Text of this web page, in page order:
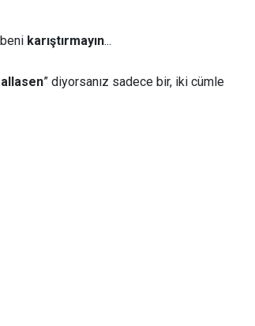
karıştırmayın...
” diyorsanız sadece bir, iki cümle